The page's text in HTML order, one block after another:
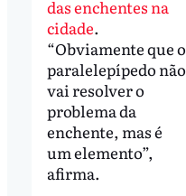
das enchentes na
cidade.
“Obviamente que o
paralelepípedo não
vai resolver o
problema da
enchente, mas é
um elemento”,
afirma.